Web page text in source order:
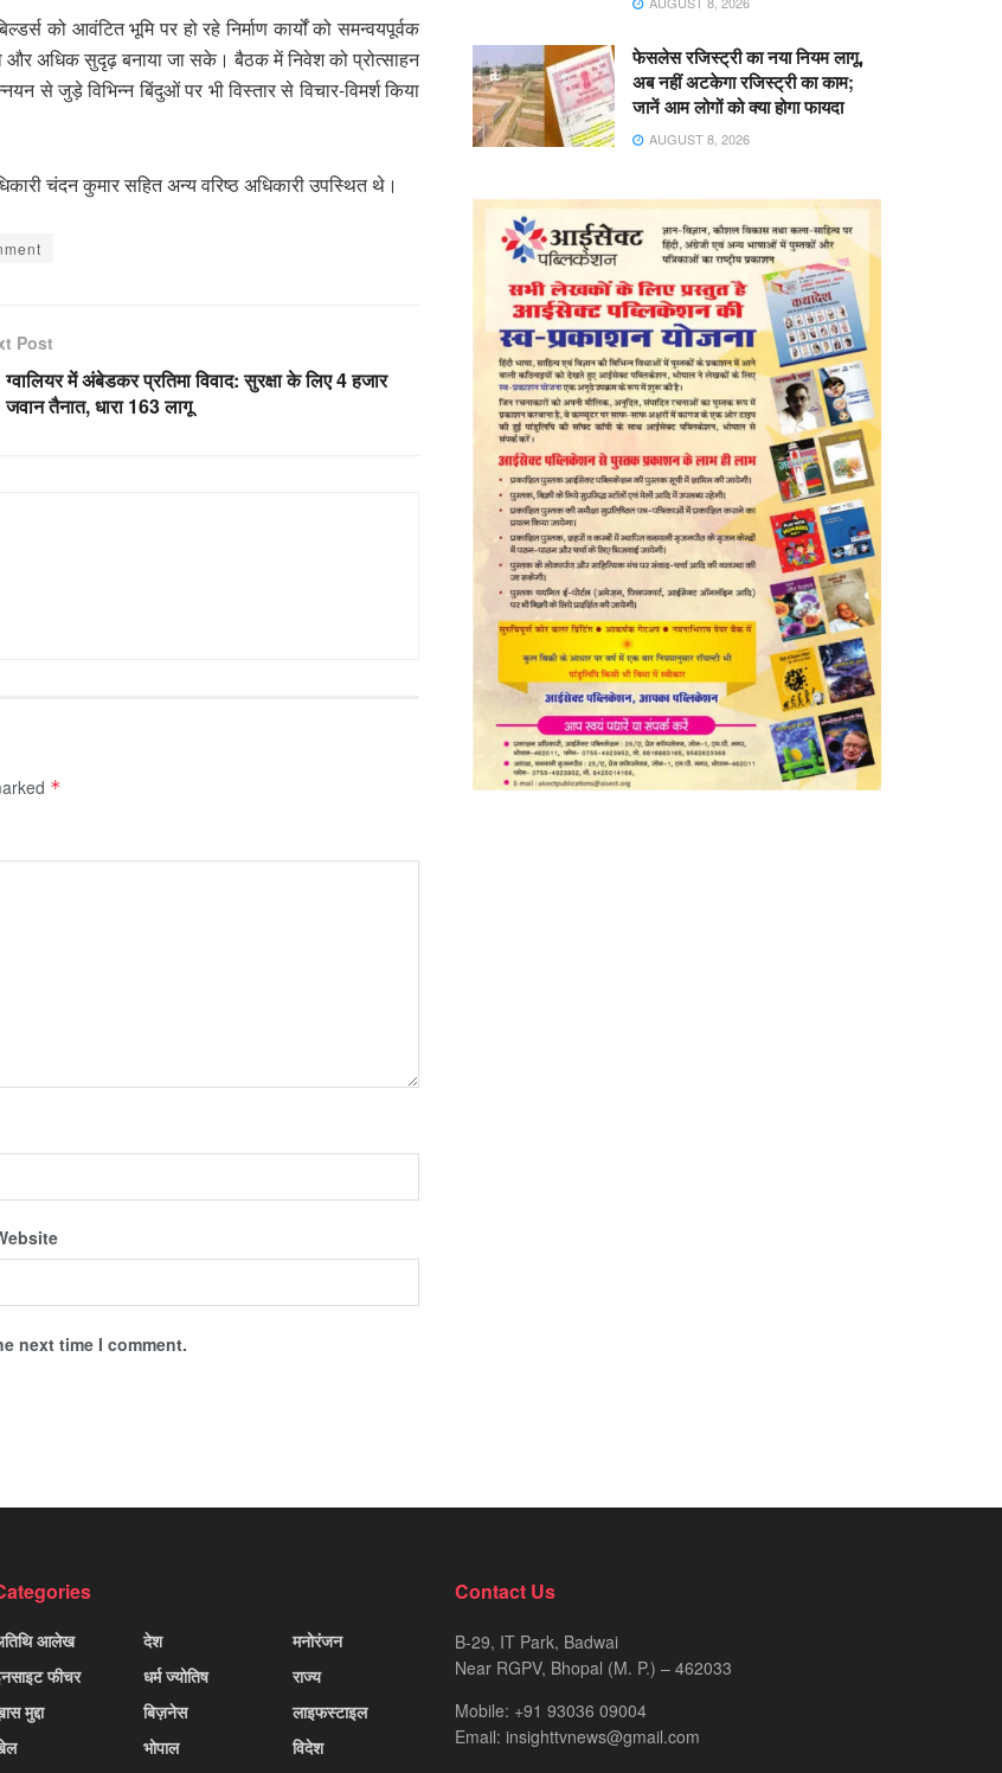
को आवंटित भूमि पर हो रहे निर्माण कार्यों को समन्वयपूर्वक
और अधिक सुदृढ़ बनाया जा सके। बैठक में निवेश को प्रोत्साहन
से जुड़े विभिन्न बिंदुओं पर भी विस्तार से विचार-विमर्श किया
चंदन कुमार सहित अन्य वरिष्ठ अधिकारी उपस्थित थे।
Post
ग्वालियर में अंबेडकर प्रतिमा विवाद: सुरक्षा के लिए 4 हजार
जवान तैनात, धारा 163 लागू
*
next time I comment.
फेसलेस रजिस्ट्री का नया नियम लागू,
अब नहीं अटकेगा रजिस्ट्री का काम;
जानें आम लोगों को क्या होगा फायदा
AUGUST 8, 2026
आलेख
फीचर
मुद्दा
देश
धर्म ज्योतिष
बिज़नेस
भोपाल
मनोरंजन
राज्य
लाइफस्टाइल
विदेश
Contact Us
B-29, IT Park, Badwai
Near RGPV, Bhopal (M. P.) – 462033
Mobile: +91 93036 09004
Email: insighttvnews@gmail.com